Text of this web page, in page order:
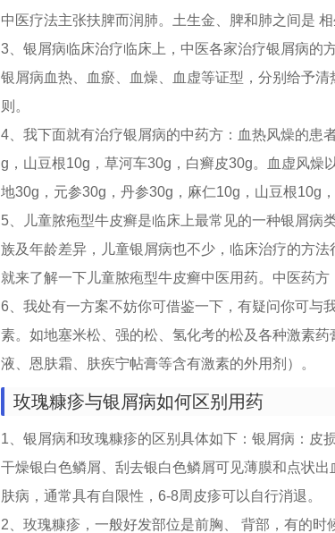
中医疗法主张扶脾而润肺。土生金、脾和肺之间是 相
3、银屑病临床治疗临床上，中医各家治疗银屑病的
银屑病血热、血瘀、血燥、血虚等证型，分别给予
则。
4、我下面就有治疗银屑病的中药方：血热风燥的患
g，山豆根10g，草河车30g，白癣皮30g。血虚风燥
地30g，元参30g，丹参30g，麻仁10g，山豆根10g，
5、儿童脓疱型牛皮癣是临床上最常见的一种银屑病
族及年龄差异，儿童银屑病也不少，临床治疗的方
就来了解一下儿童脓疱型牛皮癣中医用药。中医药方
6、我处有一方案不妨你可借鉴一下，有疑问你可与
素。如地塞米松、强的松、氢化考的松及各种激素
液、恩肤霜、肤疾宁帖膏等含有激素的外用剂）。
玫瑰糠疹与银屑病如何区别用药
1、银屑病和玫瑰糠疹的区别具体如下：银屑病：皮
干燥银白色鳞屑、刮去银白色鳞屑可见薄膜和点状
肤病，通常具有自限性，6-8周皮疹可以自行消退。
2、玫瑰糠疹，一般好发部位是前胸、 背部，有的时